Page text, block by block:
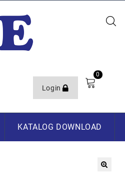
Login
0
KATALOG DOWNLOAD